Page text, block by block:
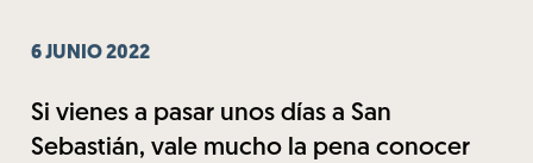
6 JUNIO 2022
Si vienes a pasar unos días a San
Sebastián, vale mucho la pena conocer